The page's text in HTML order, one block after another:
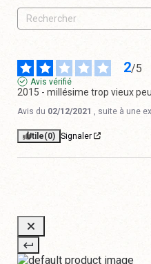
2/5
Avis vérifié
2015 - millésime trop vieux
Avis du 02/12/2021 , suite à une
Utile(0) Signaler